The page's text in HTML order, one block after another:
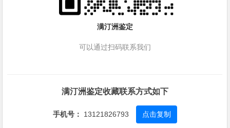
满汀洲鉴定
可以通过扫码联系我们
满汀洲鉴定收藏联系方式如下
手机号： 13121826793 点击复制